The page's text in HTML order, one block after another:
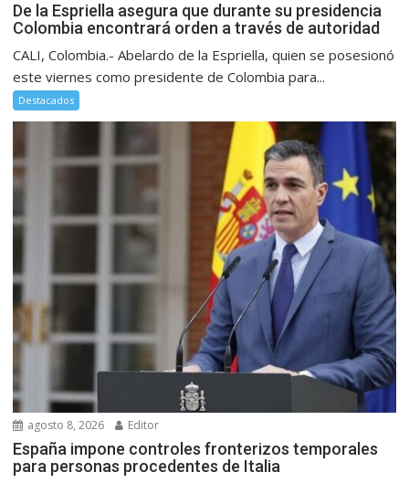
De la Espriella asegura que durante su presidencia
Colombia encontrará orden a través de autoridad
CALI, Colombia.- Abelardo de la Espriella, quien se posesionó
este viernes como presidente de Colombia para...
Destacados
agosto 8, 2026 Editor
España impone controles fronterizos temporales
para personas procedentes de Italia